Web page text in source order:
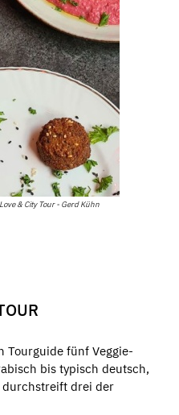
& City Tour - Gerd Kühn
Tourguide fünf Veggie-
bis typisch deutsch,
durchstreift drei der